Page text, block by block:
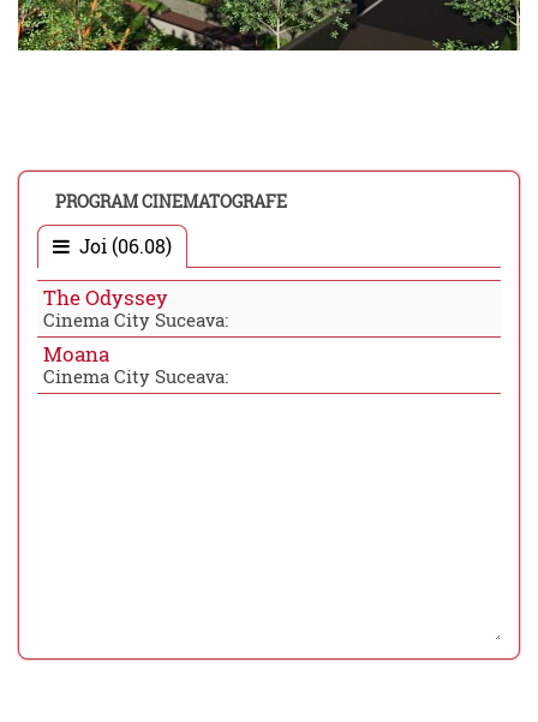
PROGRAM CINEMATOGRAFE
Joi (06.08)
The Odyssey
Cinema City Suceava:
Moana
Cinema City Suceava: